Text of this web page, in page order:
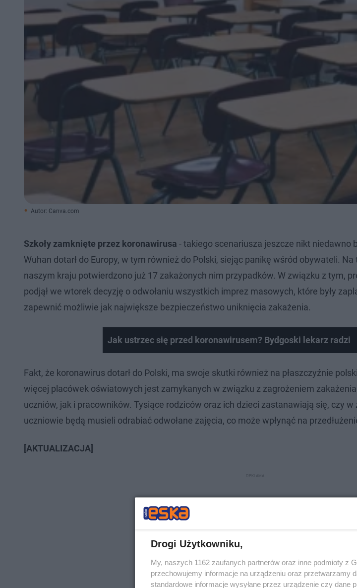
Autor: Canva.com
Szkoły zamknięte przez koronawirusa - takiego scenariusza jeszcze nikt niedawno
Wuhan dotarł do Europy, w tym również do Polski, siejąc panikę wśród obywateli.
naszym kraju potwierdzono już 17 zakażonych nim przypadków. W związku z tym,
podjął we wtorek decyzję o odwołaniu wszystkich imprez masowych, które były
zapewnić możliwie jak największe bezpieczeństwo uniknięcia zakażenia.
Jak ustrzec się przed koronawirusem? Bydgoski lekarz radzi
Fakt, że koronawirus dotarł do Polski, ma swoje skutki również na płaszczyźnie
więcej placówek oświatowych jest zamykanych w związku z zagrożeniem
uczniów, jak i pracowników. Tysiące rodziców oraz ich dzieci zastanawiają się, czy w
uczniowie będą musieli odrabiać odwołane zajęcia, co może wpłynąć na
[AKTUALIZACJA]
Drogi Użytkowniku,
My, naszych 1162 zaufanych partnerów oraz inne podmioty z
przechowujemy informacje na urządzeniu oraz przetwarzamy
standardowe informacje wysyłane przez urządzenie czy dane